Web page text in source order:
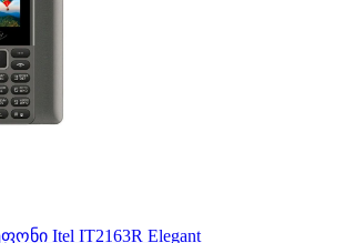
Itel IT2163R Elegant